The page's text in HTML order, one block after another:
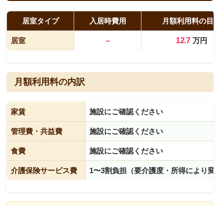
居室タイプ 入居時費用 月額利用料の目
居室 – 12.7万円
月額利用料の内訳
家賃 施設にご確認ください
管理費・共益費 施設にご確認ください
食費 施設にご確認ください
介護保険サービス費 1〜3割負担（要介護度・所得により変